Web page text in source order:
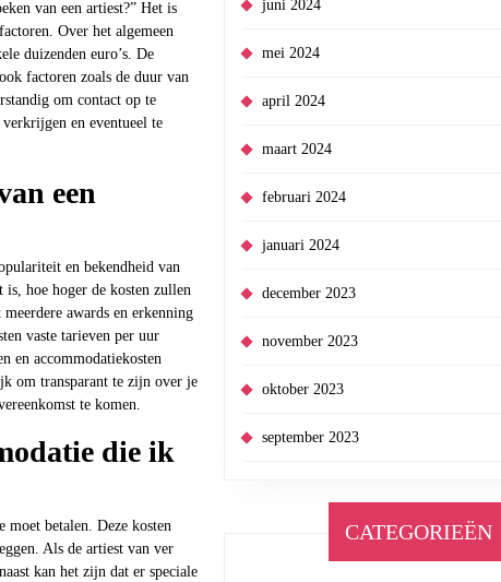
van een artiest?” Het is
Over het algemeen
duizenden euro’s. De
factoren zoals de duur van
om contact op te
en eventueel te
een
en bekendheid van
hoe hoger de kosten zullen
awards en erkenning
vaste tarieven per uur
en accommodatiekosten
om transparant te zijn over je
te komen.
die ik
moet betalen. Deze kosten
Als de artiest van ver
kan het zijn dat er speciale
juni 2024
mei 2024
april 2024
maart 2024
februari 2024
januari 2024
december 2023
november 2023
oktober 2023
september 2023
CATEGORIEËN